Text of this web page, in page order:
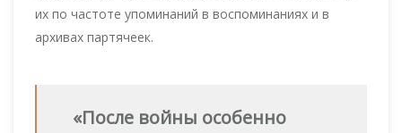
их по частоте упоминаний в воспоминаниях и в
архивах партячеек.
«После войны особенно